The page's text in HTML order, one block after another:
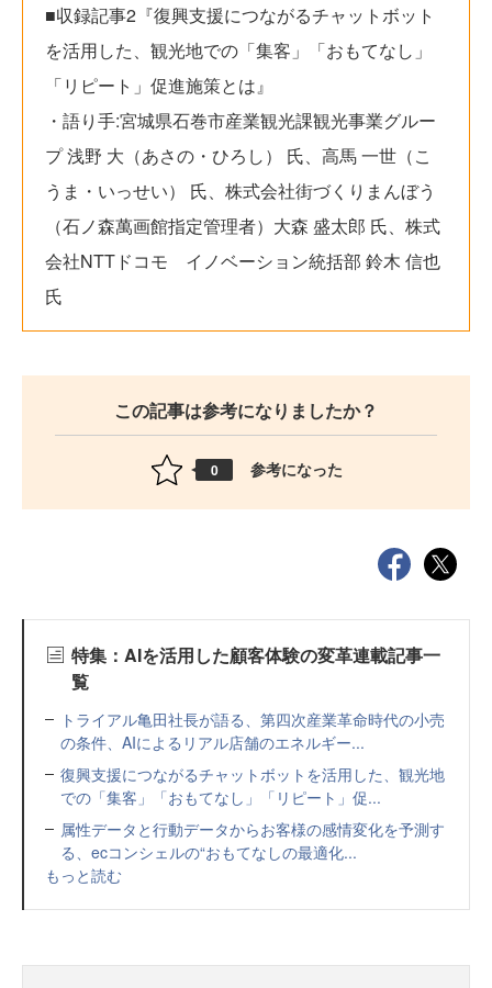
■収録記事2『復興支援につながるチャットボット
を活用した、観光地での「集客」「おもてなし」
「リピート」促進施策とは』
・語り手:宮城県石巻市産業観光課観光事業グルー
プ 浅野 大（あさの・ひろし） 氏、高馬 一世（こ
うま・いっせい） 氏、株式会社街づくりまんぼう
（石ノ森萬画館指定管理者）大森 盛太郎 氏、株式
会社NTTドコモ イノベーション統括部 鈴木 信也
氏
この記事は参考になりましたか？
0 参考になった
特集：AIを活用した顧客体験の変革連載記事一
覧
トライアル亀田社長が語る、第四次産業革命時代の小売
の条件、AIによるリアル店舗のエネルギー...
復興支援につながるチャットボットを活用した、観光地
での「集客」「おもてなし」「リピート」促...
属性データと行動データからお客様の感情変化を予測す
る、ecコンシェルの“おもてなしの最適化...
もっと読む